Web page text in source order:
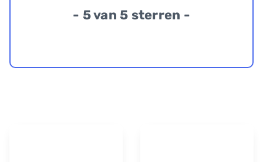
- 5 van 5 sterren -